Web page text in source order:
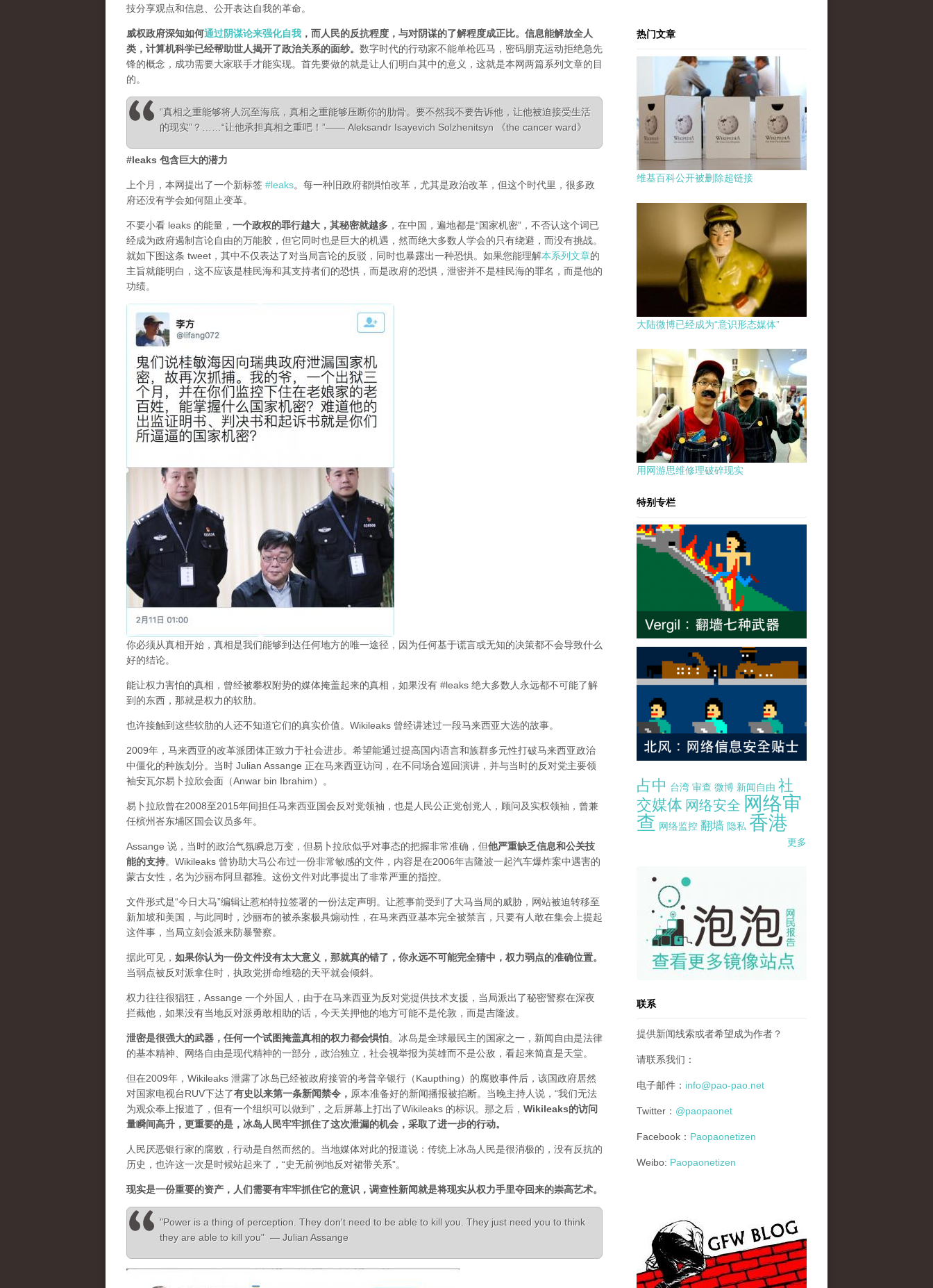
技分享观点和信息、公开表达自我的革命。
威权政府深知如何通过阴谋论来强化自我 ，而人民的反抗程度，与对阴谋的了解程度成正比。信息能解放全人
类，计算机科学已经帮助世人揭开了政治关系的面纱。 数字时代的行动家不能单枪匹马，密码朋克运动拒绝急先
锋的概念，成功需要大家联手才能实现。首先要做的就是让人们明白其中的意义，这就是本网两篇系列文章的目
的。
“真相之重能够将人沉至海底，真相之重能够压断你的肋骨。要不然我不要告诉他，让他被迫接受生活
的现实”？……“让他承担真相之重吧！”—— Aleksandr Isayevich Solzhenitsyn 《the cancer ward》
#leaks 包含巨大的潜力
上个月，本网提出了一个新标签 #leaks。每一种旧政府都惧怕改革，尤其是政治改革，但这个时代里，很多政
府还没有学会如何阻止变革。
不要小看 leaks 的能量， 一个政权的罪行越大，其秘密就越多 ，在中国，遍地都是“国家机密”，不否认这个词已
经成为政府遏制言论自由的万能胶，但它同时也是巨大的机遇，然而绝大多数人学会的只有绕避，而没有挑战。
就如下图这条 tweet，其中不仅表达了对当局言论的反驳，同时也暴露出一种恐惧。如果您能理解本系列文章的
主旨就能明白，这不应该是桂民海和其支持者们的恐惧，而是政府的恐惧，泄密并不是桂民海的罪名，而是他的
功绩。
你必须从真相开始，真相是我们能够到达任何地方的唯一途径，因为任何基于谎言或无知的决策都不会导致什么
好的结论。
能让权力害怕的真相，曾经被攀权附势的媒体掩盖起来的真相，如果没有 #leaks 绝大多数人永远都不可能了解
到的东西，那就是权力的软肋。
也许接触到这些软肋的人还不知道它们的真实价值。Wikileaks 曾经讲述过一段马来西亚大选的故事。
2009年，马来西亚的改革派团体正致力于社会进步。希望能通过提高国内语言和族群多元性打破马来西亚政治
中僵化的种族划分。当时 Julian Assange 正在马来西亚访问，在不同场合巡回演讲，并与当时的反对党主要领
袖安瓦尔易卜拉欣会面（Anwar bin Ibrahim）。
易卜拉欣曾在2008至2015年间担任马来西亚国会反对党领袖，也是人民公正党创党人，顾问及实权领袖，曾兼
任槟州峇东埔区国会议员多年。
Assange 说，当时的政治气氛瞬息万变，但易卜拉欣似乎对事态的把握非常准确，但他严重缺乏信息和公关技
能的支持。Wikileaks 曾协助大马公布过一份非常敏感的文件，内容是在2006年吉隆波一起汽车爆炸案中遇害的
蒙古女性，名为沙丽布阿旦都雅。这份文件对此事提出了非常严重的指控。
文件形式是“今日大马”编辑让惹柏特拉签署的一份法定声明。让惹事前受到了大马当局的威胁，网站被迫转移至
新加坡和美国，与此同时，沙丽布的被杀案极具煽动性，在马来西亚基本完全被禁言，只要有人敢在集会上提起
这件事，当局立刻会派来防暴警察。
据此可见， 如果你认为一份文件没有太大意义，那就真的错了，你永远不可能完全猜中，权力弱点的准确位置。
当弱点被反对派拿住时，执政党拼命维稳的天平就会倾斜。
权力往往很猖狂，Assange 一个外国人，由于在马来西亚为反对党提供技术支援，当局派出了秘密警察在深夜
拦截他，如果没有当地反对派勇敢相助的话，今天关押他的地方可能不是伦敦，而是吉隆波。
泄密是很强大的武器，任何一个试图掩盖真相的权力都会惧怕。 冰岛是全球最民主的国家之一，新闻自由是法律
的基本精神、网络自由是现代精神的一部分，政治独立，社会视举报为英雄而不是公敌，看起来简直是天堂。
但在2009年，Wikileaks 泄露了冰岛已经被政府接管的考普辛银行（Kaupthing）的腐败事件后，该国政府居然
对国家电视台RUV下达了有史以来第一条新闻禁令 ， 原本准备好的新闻播报被掐断。当晚主持人说，“我们无法
为观众奉上报道了，但有一个组织可以做到”，之后屏幕上打出了Wikileaks 的标识。那之后， Wikileaks的访问
量瞬间高升，更重要的是，冰岛人民牢牢抓住了这次泄漏的机会，采取了进一步的行动。
人民厌恶银行家的腐败，行动是自然而然的。当地媒体对此的报道说：传统上冰岛人民是很消极的，没有反抗的
历史，也许这一次是时候站起来了，“史无前例地反对裙带关系”。
现实是一份重要的资产，人们需要有牢牢抓住它的意识，调查性新闻就是将现实从权力手里夺回来的崇高艺术。
"Power is a thing of perception. They don't need to be able to kill you. They just need you to think
they are able to kill you" — Julian Assange
热门文章
维基百科公开被删除超链接
大陆微博已经成为“意识形态媒体”
用网游思维修理破碎现实
特别专栏
占中 台湾 审查 微博 新闻自由 社
交媒体 网络安全 网络审
查 网络监控 翻墙 隐私 香港
更多
pao-pao-banner-mirror-site-120814.jpg
联系
提供新闻线索或者希望成为作者？
请联系我们：
电子邮件： info@pao-pao.net
Twitter： @paopaonet
Facebook： Paopaonetizen
Weibo: Paopaonetizen
gfw_blog_small.jpg